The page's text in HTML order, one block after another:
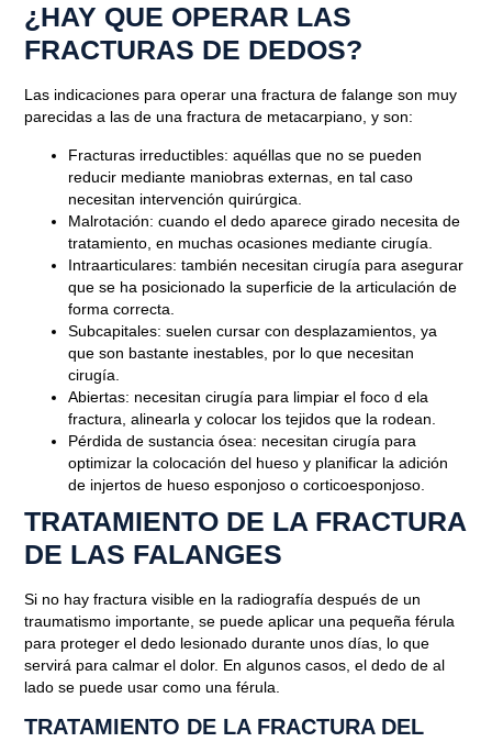
TRATAMIENTO DE LA
Diciembre 3, 2021
¿HAY QUE OPERAR LAS
FRACTURAS DE DEDOS?
Las indicaciones para operar una fractura de falange son muy
parecidas a las de una fractura de metacarpiano, y son:
Fracturas irreductibles: aquéllas que no se pueden
reducir mediante maniobras externas, en tal caso
necesitan intervención quirúrgica.
Malrotación: cuando el dedo aparece girado necesita de
tratamiento, en muchas ocasiones mediante cirugía.
Intraarticulares: también necesitan cirugía para asegurar
que se ha posicionado la superficie de la articulación de
forma correcta.
Subcapitales: suelen cursar con desplazamientos, ya
que son bastante inestables, por lo que necesitan
cirugía.
Abiertas: necesitan cirugía para limpiar el foco d ela
fractura, alinearla y colocar los tejidos que la rodean.
Pérdida de sustancia ósea: necesitan cirugía para
optimizar la colocación del hueso y planificar la adición
de injertos de hueso esponjoso o corticoesponjoso.
TRATAMIENTO DE LA FRACTURA
DE LAS FALANGES
Si no hay fractura visible en la radiografía después de un
traumatismo importante, se puede aplicar una pequeña férula
para proteger el dedo lesionado durante unos días, lo que
servirá para calmar el dolor. En algunos casos, el dedo de al
lado se puede usar como una férula.
TRATAMIENTO DE LA FRACTURA DEL